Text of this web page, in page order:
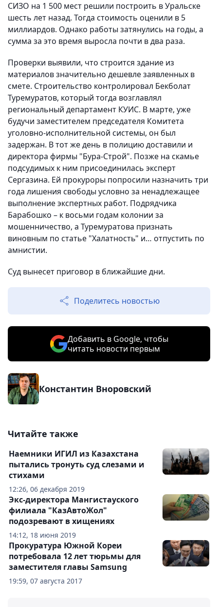
СИЗО на 1 500 мест решили построить в Уральске
шесть лет назад. Тогда стоимость оценили в 5
миллиардов. Однако работы затянулись на годы, а
сумма за это время выросла почти в два раза.
Проверки выявили, что строится здание из
материалов значительно дешевле заявленных в
смете. Строительство контролировал Бекболат
Туремуратов, который тогда возглавлял
региональный департамент КУИС. В марте, уже
будучи заместителем председателя Комитета
уголовно-исполнительной системы, он был
задержан. В тот же день в полицию доставили и
директора фирмы "Бура-Строй". Позже на скамье
подсудимых к ним присоединилась эксперт
Сергазина. Ей прокуроры попросили назначить три
года лишения свободы условно за ненадлежащее
выполнение экспертных работ. Подрядчика
Барабошко – к восьми годам колонии за
мошенничество, а Туремуратова признать
виновным по статье "Халатность" и… отпустить по
амнистии.
Суд вынесет приговор в ближайшие дни.
Поделитесь новостью
Добавить в Google, чтобы
читать новости первым
Константин Вноровский
Читайте также
12:26, 06 декабря 2019
Наемники ИГИЛ из Казахстана
пытались тронуть суд слезами и
стихами
14:12, 18 июня 2019
Экс-директора Мангистауского
филиала "КазАвтоЖол"
подозревают в хищениях
19:59, 07 августа 2017
Прокуратура Южной Кореи
потребовала 12 лет тюрьмы для
заместителя главы Samsung